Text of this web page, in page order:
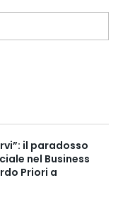
il paradosso
nel Business
Priori a